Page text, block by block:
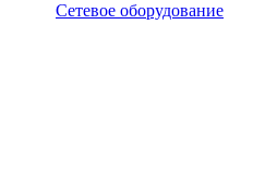
Сетевое оборудование